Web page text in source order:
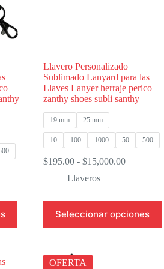
Llavero Personalizado
Sublimado Lanyard para las
Llaves Lanyer herraje perico
zanthy shoes subli santhy
19 mm 25 mm
10 100 1000 50 500
$195.00 - $15,000.00Rango
$195.00
hasta
$15,000.00
Llaveros
Seleccionar opciones
producto
tiene
LasOFERTA